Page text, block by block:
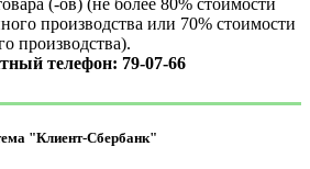
производства или 70% стоимости
производства).
телефон: 79-07-66
"Клиент-Сбербанк"